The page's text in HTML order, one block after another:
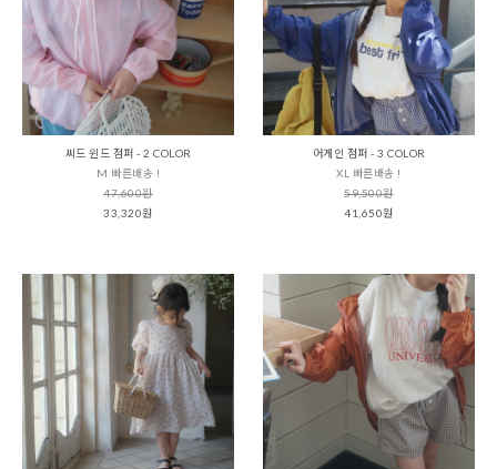
씨드 윈드 점퍼 - 2 COLOR
M 빠른배송 !
47,600원
33,320원
어게인 점퍼 - 3 COLOR
XL 빠른배송 !
59,500원
41,650원